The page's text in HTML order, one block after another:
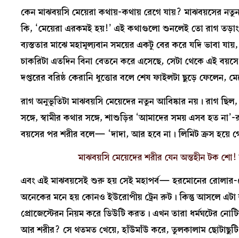
কেন মাঝবয়সি মেয়েরা কথায়-কথায় রেগে যায়? মাঝবয়সের
কি, ‘মেয়েরা এরকমই হয়!’ এই কথাগুলো শুনলেই তো রাগ তড়াং
ব্যস্ততার মাঝে মহামূল্যবান সময়ের একটু বের করে যদি ভাবা
চাকরিটা এতদিন বিনা বেতনে করে এসেছে, সেটা থেকে এই
দপ্তরের বরিষ্ঠ কেরানি ধুত্তোর বলে শেষ ফাইলটা ছুড়ে ফেলেন,
রাগ অনুভূতিটা মাঝবয়সি মেয়েদের নতুন আবিষ্কার নয়। রাগ
সঙ্গে, স্বামীর কথার সঙ্গে, শাশুড়ির ‘আমাদের সময় এসব হত
বয়সের পর শরীর বলে— ‘দাদা, আর হবে না। লিমিট ক্রস হয়ে
মাঝবয়সি মেয়েদের শরীর যেন অন্তহীন টক শো!
এবং এই মাঝবয়সেই শুরু হয় সেই মহাপর্ব— হরমোনের
অনেকের মনে হয় কোনও ইউরোপীয় ট্রেন রুট। কিন্তু আসলে এটা
প্রোজেস্টেরন নিয়ম করে ডিউটি করত। এখন তারা ধর্মঘটের
আর শরীর? সে থতমত খেয়ে, হাঁউমাঁউ করে, তুলকালাম ছোটাছুটি